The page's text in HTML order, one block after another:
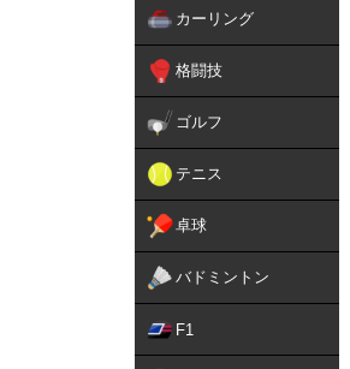
カーリング
格闘技
ゴルフ
テニス
卓球
バドミントン
F1